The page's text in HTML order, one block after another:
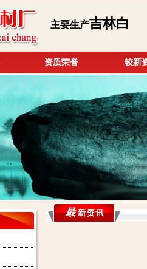
主要生产吉林白
资质荣誉 较新